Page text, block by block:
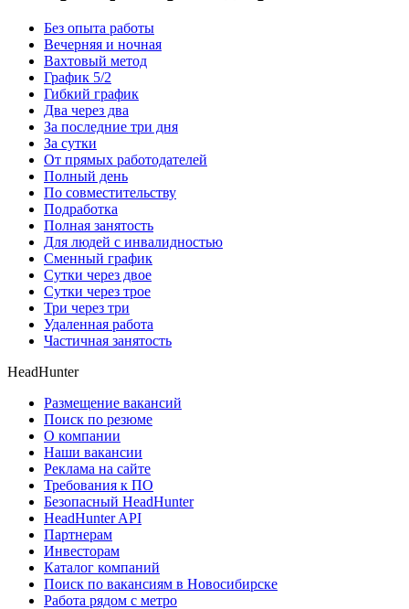
Без опыта работы
Вечерняя и ночная
Вахтовый метод
График 5/2
Гибкий график
Два через два
За последние три дня
За сутки
От прямых работодателей
Полный день
По совместительству
Подработка
Полная занятость
Для людей с инвалидностью
Сменный график
Сутки через двое
Сутки через трое
Три через три
Удаленная работа
Частичная занятость
HeadHunter
Размещение вакансий
Поиск по резюме
О компании
Наши вакансии
Реклама на сайте
Требования к ПО
Безопасный HeadHunter
HeadHunter API
Партнерам
Инвесторам
Каталог компаний
Поиск по вакансиям в Новосибирске
Работа рядом с метро